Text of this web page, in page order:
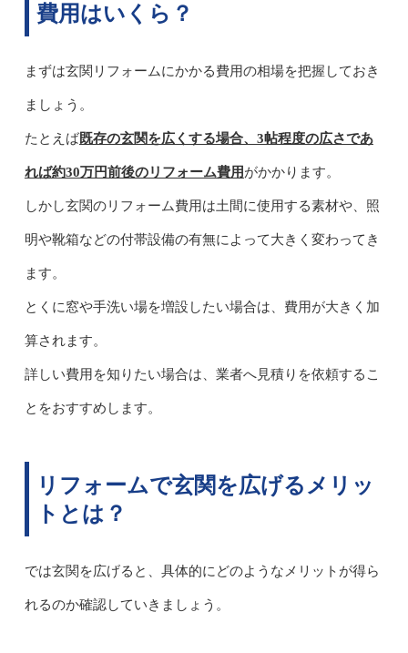
費用はいくら？
まずは玄関リフォームにかかる費用の相場を把握しておき
ましょう。
たとえば既存の玄関を広くする場合、3帖程度の広さであ
れば約30万円前後のリフォーム費用がかかります。
しかし玄関のリフォーム費用は土間に使用する素材や、照
明や靴箱などの付帯設備の有無によって大きく変わってき
ます。
とくに窓や手洗い場を増設したい場合は、費用が大きく加
算されます。
詳しい費用を知りたい場合は、業者へ見積りを依頼するこ
とをおすすめします。
リフォームで玄関を広げるメリッ
トとは？
では玄関を広げると、具体的にどのようなメリットが得ら
れるのか確認していきましょう。